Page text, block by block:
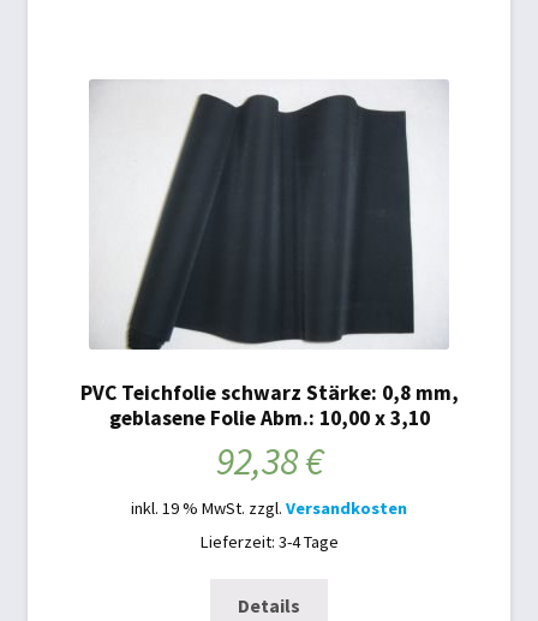
Widerrufsbelehrung
Zahlungsarten
Zelte und Camping
PVC Teichfolie schwarz Stärke: 0,8 mm,
geblasene Folie Abm.: 10,00 x 3,10
92,38€
inkl. 19 % MwSt. zzgl. Versandkosten
Lieferzeit: 3-4 Tage
Details